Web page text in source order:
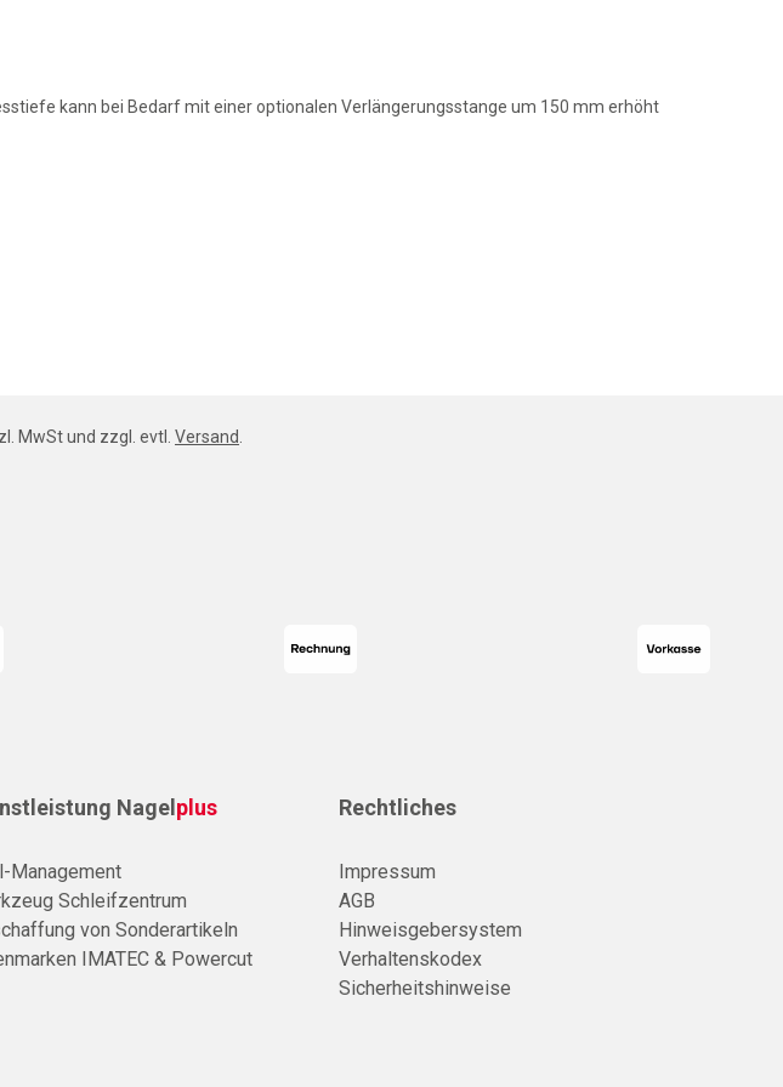
kann bei Bedarf mit einer optionalen Verlängerungsstange um 150 mm erhöht
MwSt und zzgl. evtl. Versand
Nagel plus
Management
Schleifzentrum
von Sonderartikeln
IMATEC & Powercut
Rechtliches
Impressum
AGB
Hinweisgebersystem
Verhaltenskodex
Sicherheitshinweise